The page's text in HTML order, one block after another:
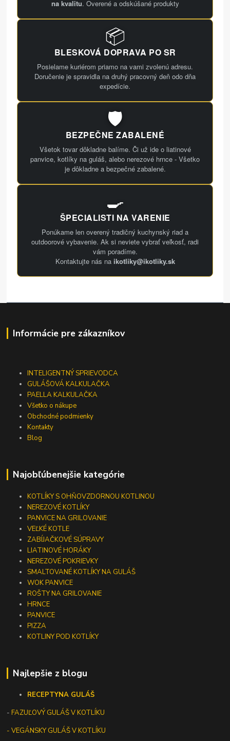
na kvalitu. Overené a odskúšané produkty
📦
BLESKOVÁ DOPRAVA PO SR
Posielame kuriérom priamo na vami zvolenú adresu.
Doručenie je spravidla na druhý pracovný deň odo dňa
expedície.
🛡️
BEZPEČNE ZABALENÉ
Všetok tovar dôkladne balíme. Či už ide o liatinové
panvice, kotlíky na guláš, alebo nerezové hrnce - Všetko
je dôkladne a bezpečné zabalené.
🍳
ŠPECIALISTI NA VARENIE
Ponúkame len overený tradičný kuchynský riad a
outdoorové vybavenie. Ak si neviete vybrať veľkosť, radi
vám poradíme.
Kontaktujte nás na ikotliky@ikotliky.sk
Informácie pre zákazníkov
INTELIGENTNÝ SPRIEVODCA
GULÁŠOVÁ KALKULAČKA
PAELLA KALKULAČKA
Všetko o nákupe
Obchodné podmienky
Kontakty
Blog
Najobľúbenejšie kategórie
KOTLÍKY S OHŇOVZDORNOU KOTLINOU
NEREZOVÉ KOTLÍKY
PANVICE NA GRILOVANIE
VEĽKÉ KOTLE
ZABÍJAČKOVÉ SÚPRAVY
LIATINOVÉ HORÁKY
NEREZOVÉ POKRIEVKY
SMALTOVANÉ KOTLÍKY NA GULÁŠ
WOK PANVICE
ROŠTY NA GRILOVANIE
HRNCE
PANVICE
PIZZA
KOTLINY POD KOTLÍKY
Najlepšie z blogu
RECEPTYNA GULÁŠ
-FAZUĽOVÝ GULÁŠ V KOTLÍKU
- VEGÁNSKY GULÁŠ V KOTLÍKU